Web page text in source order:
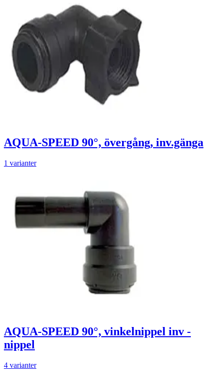
AQUA-SPEED 90°, övergång, inv.gänga
1 varianter
AQUA-SPEED 90°, vinkelnippel inv -
nippel
4 varianter